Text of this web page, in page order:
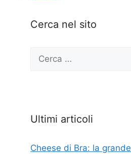
Cerca nel sito
Ricerca
Ultimi articoli
Cheese di Bra: la